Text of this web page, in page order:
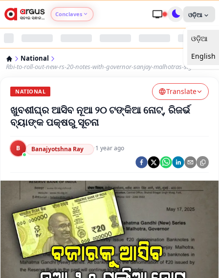
Conclaves
Argus Nari Shakti
Argus Health Connect
Argus Swaad Odisha
Argus Chalo Dekhein Apna Desh
ଓଡ଼ିଆ
ଓଡ଼ିଆ
English
National
Rbi-to-roll-out-new-rs-20-notes-with-governor-sanjay-malhotras-signature
NATIONAL Translate
ଖୁବଶୀଘ୍ର ଆସିବ ନୂଆ ୨୦ ଟଙ୍କିଆ ନୋଟ୍‍, ରିଜର୍ଭ
ବ୍ୟାଙ୍କ ପକ୍ଷରୁ ସୂଚନା
B Banajyotshna Ray ·1 year ago